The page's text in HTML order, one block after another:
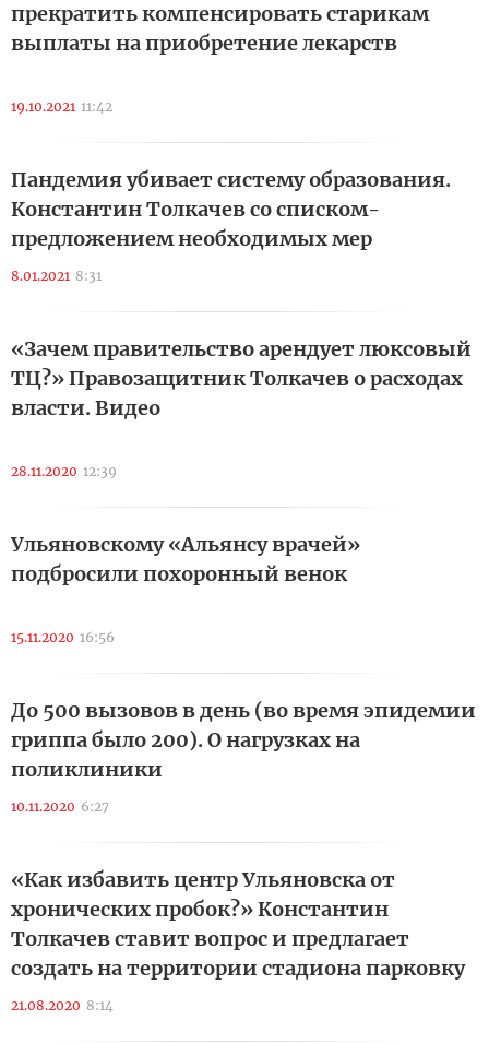
прекратить компенсировать старикам
выплаты на приобретение лекарств
19.10.2021 11:42
Пандемия убивает систему образования.
Константин Толкачев со списком-
предложением необходимых мер
8.01.2021 8:31
«Зачем правительство арендует люксовый
ТЦ?» Правозащитник Толкачев о расходах
власти. Видео
28.11.2020 12:39
Ульяновскому «Альянсу врачей»
подбросили похоронный венок
15.11.2020 16:56
До 500 вызовов в день (во время эпидемии
гриппа было 200). О нагрузках на
поликлиники
10.11.2020 6:27
«Как избавить центр Ульяновска от
хронических пробок?» Константин
Толкачев ставит вопрос и предлагает
создать на территории стадиона парковку
21.08.2020 8:14